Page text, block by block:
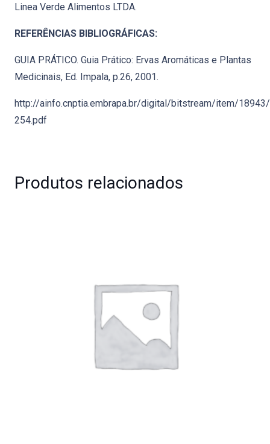
Linea Verde Alimentos LTDA.
REFERÊNCIAS BIBLIOGRÁFICAS:
GUIA PRÁTICO. Guia Prático: Ervas Aromáticas e Plantas
Medicinais, Ed. Impala, p.26, 2001.
http://ainfo.cnptia.embrapa.br/digital/bitstream/item/
254.pdf
Produtos relacionados